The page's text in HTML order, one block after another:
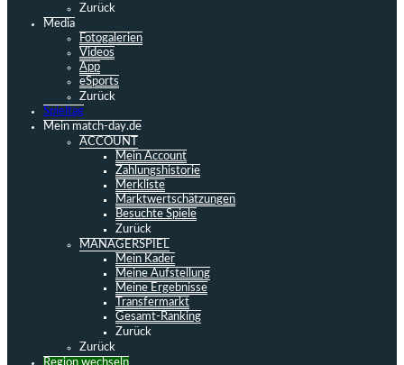
Zurück
Media
Fotogalerien
Videos
App
eSports
Zurück
Spieltag
Mein match-day.de
ACCOUNT
Mein Account
Zahlungshistorie
Merkliste
Marktwertschätzungen
Besuchte Spiele
Zurück
MANAGERSPIEL
Mein Kader
Meine Aufstellung
Meine Ergebnisse
Transfermarkt
Gesamt-Ranking
Zurück
Zurück